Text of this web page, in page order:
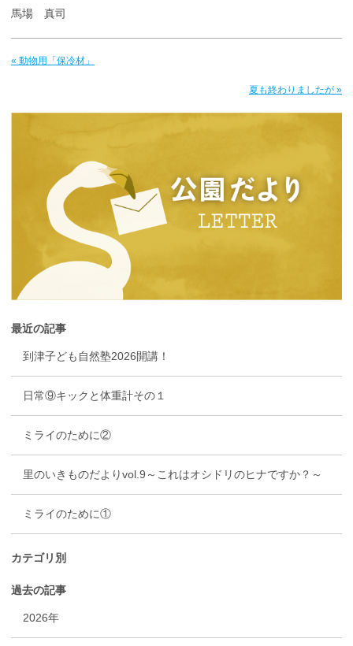
馬場 真司
« 動物用「保冷材」
夏も終わりましたが »
最近の記事
到津子ども自然塾2026開講！
日常⑨キックと体重計その１
ミライのために②
里のいきものだよりvol.9～これはオシドリのヒナですか？～
ミライのために①
カテゴリ別
過去の記事
2026年